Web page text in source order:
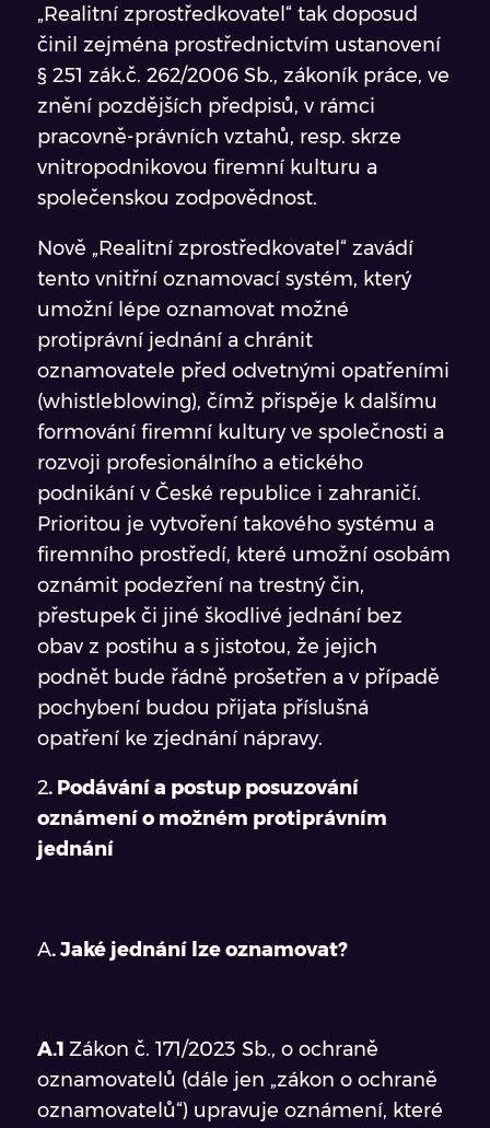
„Realitní zprostředkovatel“ tak doposud
činil zejména prostřednictvím ustanovení
§ 251 zák.č. 262/2006 Sb., zákoník práce, ve
znění pozdějších předpisů, v rámci
pracovně-právních vztahů, resp. skrze
vnitropodnikovou firemní kulturu a
společenskou zodpovědnost.
Nově „Realitní zprostředkovatel“ zavádí
tento vnitřní oznamovací systém, který
umožní lépe oznamovat možné
protiprávní jednání a chránit
oznamovatele před odvetnými opatřeními
(whistleblowing), čímž přispěje k dalšímu
formování firemní kultury ve společnosti a
rozvoji profesionálního a etického
podnikání v České republice i zahraničí.
Prioritou je vytvoření takového systému a
firemního prostředí, které umožní osobám
oznámit podezření na trestný čin,
přestupek či jiné škodlivé jednání bez
obav z postihu a s jistotou, že jejich
podnět bude řádně prošetřen a v případě
pochybení budou přijata příslušná
opatření ke zjednání nápravy.
2. Podávání a postup posuzování
oznámení o možném protiprávním
jednání
A. Jaké jednání lze oznamovat?
A.1 Zákon č. 171/2023 Sb., o ochraně
oznamovatelů (dále jen „zákon o ochraně
oznamovatelů“) upravuje oznámení, které